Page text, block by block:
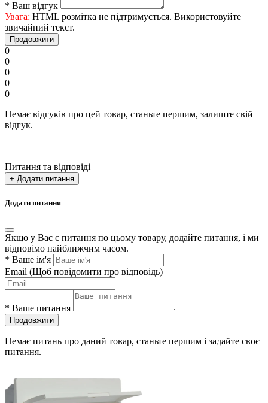
* Ваш відгук
Увага: HTML розмітка не підтримується. Використовуйте
звичайний текст.
Продовжити
0
0
0
0
0
Немає відгуків про цей товар, станьте першим, залиште свій
відгук.
Питання та відповіді
+ Додати питання
Додати питання
Якщо у Вас є питання по цьому товару, додайте питання, і ми
відповімо найближчим часом.
* Ваше ім'я
Email (Щоб повідомити про відповідь)
* Ваше питання
Продовжити
Немає питань про даний товар, станьте першим і задайте своє
питання.